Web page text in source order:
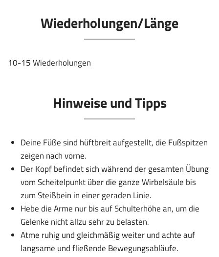
Wiederholungen/Länge
10-15 Wiederholungen
Hinweise und Tipps
Deine Füße sind hüftbreit aufgestellt, die Fußspitzen
zeigen nach vorne.
Der Kopf befindet sich während der gesamten Übung
vom Scheitelpunkt über die ganze Wirbelsäule bis
zum Steißbein in einer geraden Linie.
Hebe die Arme nur bis auf Schulterhöhe an, um die
Gelenke nicht allzu sehr zu belasten.
Atme ruhig und gleichmäßig weiter und achte auf
langsame und fließende Bewegungsabläufe.